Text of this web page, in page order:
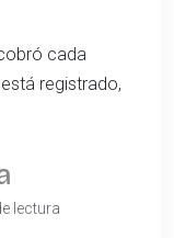
cada
registrado,
lectura